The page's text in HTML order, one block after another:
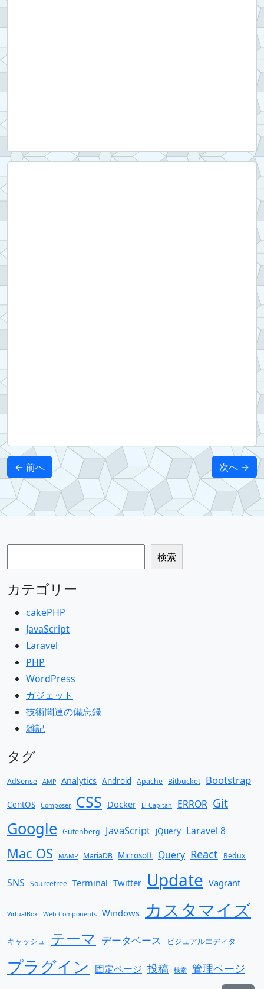
← 前へ 次へ →
検索
カテゴリー
cakePHP
JavaScript
Laravel
PHP
WordPress
ガジェット
技術関連の備忘録
雑記
タグ
AdSense AMP Analytics Android Apache Bitbucket Bootstrap
CentOS Composer CSS Docker El Capitan ERROR Git
Google Gutenberg JavaScript jQuery Laravel 8
Mac OS MAMP MariaDB Microsoft Query React Redux
SNS Sourcetree Terminal Twitter Update Vagrant
VirtualBox Web Components Windows カスタマイズ
キャッシュ テーマ データベース ビジュアルエディタ
プラグイン 固定ページ 投稿 検索 管理ページ